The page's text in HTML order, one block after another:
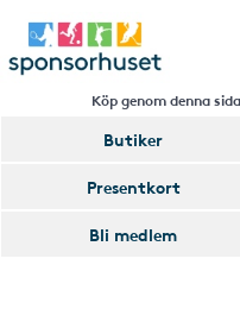
Köp genom denna
Butiker
Presentkort
Bli medlem